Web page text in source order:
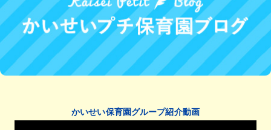
かいせい保育園グループ紹介動画